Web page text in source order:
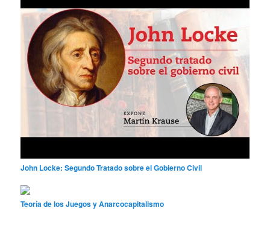
John Locke: Segundo Tratado sobre el Gobierno Civil
Teoría de los Juegos y Anarcocapitalismo